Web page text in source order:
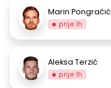
Marin Pongračić
prije 1h
Aleksa Terzić
prije 1h